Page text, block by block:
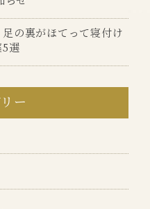
の裏がほてって寝付け
5選
ー